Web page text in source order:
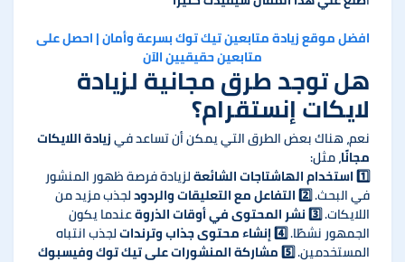
افضل موقع زيادة متابعين تيك توك بسرعة وأمان | احصل على
متابعين حقيقيين الآن
هل توجد طرق مجانية لزيادة
لايكات إنستقرام؟
نعم، هناك بعض الطرق التي يمكن أن تساعد فيزيادة اللايكات
مجانًا، مثل:
1️⃣استخدام الهاشتاجات الشائعةلزيادة فرصة ظهور المنشور
في البحث. 2️⃣
التفاعل مع التعليقات والردودلجذب مزيد من
اللايكات. 3️⃣
نشر المحتوى في أوقات الذروةعندما يكون
الجمهور نشطًا. 4️⃣
إنشاء محتوى جذاب وترنداتلجذب انتباه
المستخدمين. 5️⃣
مشاركة المنشورات على تيك توك وفيسبوك